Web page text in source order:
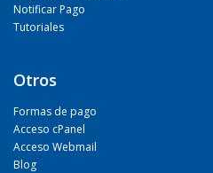
Notificar Pago
Tutoriales
Otros
Formas de pago
Acceso cPanel
Acceso Webmail
Blog